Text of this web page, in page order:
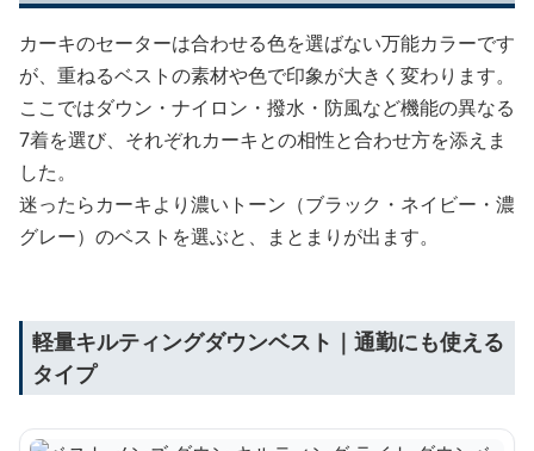
カーキのセーターは合わせる色を選ばない万能カラーです
が、重ねるベストの素材や色で印象が大きく変わります。
ここではダウン・ナイロン・撥水・防風など機能の異なる
7着を選び、それぞれカーキとの相性と合わせ方を添えま
した。
迷ったらカーキより濃いトーン（ブラック・ネイビー・濃
グレー）のベストを選ぶと、まとまりが出ます。
軽量キルティングダウンベスト｜通勤にも使える
タイプ